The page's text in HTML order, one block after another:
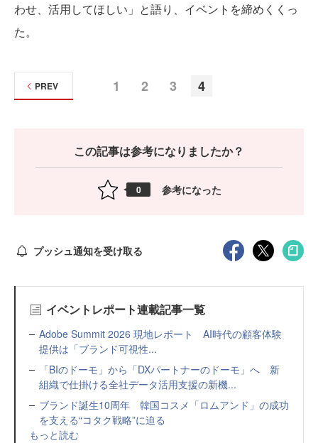
わせ、活用してほしい」と語り、イベントを締めくくっ
た。
1 2 3 4
PREV
この記事は参考になりましたか？
0 参考になった
プッシュ通知を受け取る
イベントレポート連載記事一覧
Adobe Summit 2026 現地レポート AI時代の顧客体験
提供は「ブランド可視性...
「BIのドーモ」から「DXパートナーのドーモ」へ 新
組織で仕掛ける全社データ活用支援の新機...
ブランド誕生10周年 韓国コスメ「ロムアンド」の成功
を支える“コタク戦略”に迫る
もっと読む